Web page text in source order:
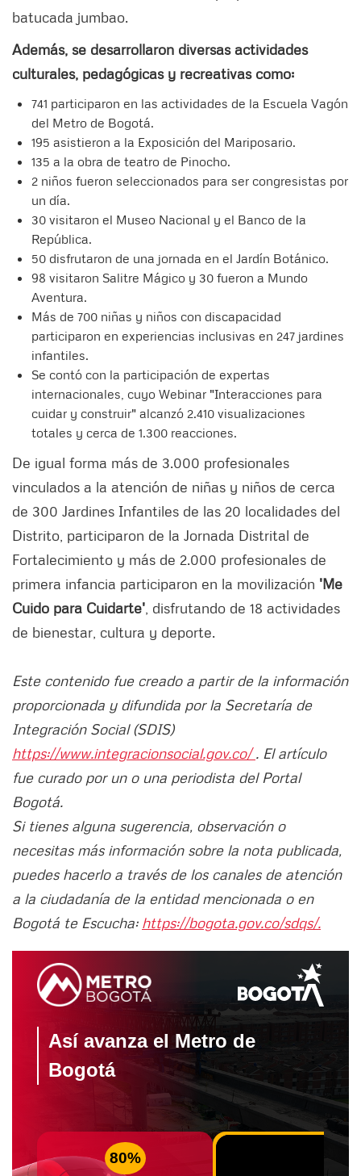
batucada jumbao.
Además, se desarrollaron diversas actividades
culturales, pedagógicas y recreativas como:
741 participaron en las actividades de la Escuela Vagón
del Metro de Bogotá.
195 asistieron a la Exposición del Mariposario.
135 a la obra de teatro de Pinocho.
2 niños fueron seleccionados para ser congresistas por
un día.
30 visitaron el Museo Nacional y el Banco de la
República.
50 disfrutaron de una jornada en el Jardín Botánico.
98 visitaron Salitre Mágico y 30 fueron a Mundo
Aventura.
Más de 700 niñas y niños con discapacidad
participaron en experiencias inclusivas en 247 jardines
infantiles.
Se contó con la participación de expertas
internacionales, cuyo Webinar "Interacciones para
cuidar y construir" alcanzó 2.410 visualizaciones
totales y cerca de 1.300 reacciones.
De igual forma más de 3.000 profesionales
vinculados a la atención de niñas y niños de cerca
de 300 Jardines Infantiles de las 20 localidades del
Distrito, participaron de la Jornada Distrital de
Fortalecimiento y más de 2.000 profesionales de
primera infancia participaron en la movilización 'Me
Cuido para Cuidarte' , disfrutando de 18 actividades
de bienestar, cultura y deporte.
Este contenido fue creado a partir de la información
proporcionada y difundida por la Secretaría de
Integración Social (SDIS)
https://www.integracionsocial.gov.co/. El artículo
fue curado por un o una periodista del Portal
Bogotá.
Si tienes alguna sugerencia, observación o
necesitas más información sobre la nota publicada,
puedes hacerlo a través de los canales de atención
a la ciudadanía de la entidad mencionada o en
Bogotá te Escucha: https://bogota.gov.co/sdqs/.